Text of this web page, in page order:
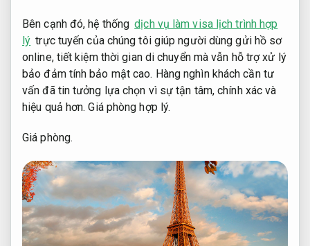
Bên cạnh đó, hệ thống dịch vụ làm visa lịch trình hợp
lý trực tuyến của chúng tôi giúp người dùng gửi hồ sơ
online, tiết kiệm thời gian di chuyển mà vẫn hỗ trợ xử lý
bảo đảm tính bảo mật cao. Hàng nghìn khách cần tư
vấn đã tin tưởng lựa chọn vì sự tận tâm, chính xác và
hiệu quả hơn.Giá phòng hợp lý.
Giá phòng.